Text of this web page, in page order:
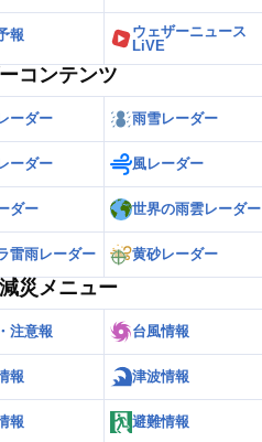
報
ウェザーニュース
LiVE
コンテンツ
ーダー 雨雪レーダー
ーダー 風レーダー
ダー 世界の雨雲レーダー
雷雨レーダー 黄砂レーダー
災メニュー
注意報 台風情報
報 津波情報
報 避難情報